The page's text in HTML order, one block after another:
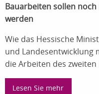
Bauarbeiten sollen noch
werden
Wie das Hessische
und Landesentwicklung
die Arbeiten des
Lesen Sie mehr